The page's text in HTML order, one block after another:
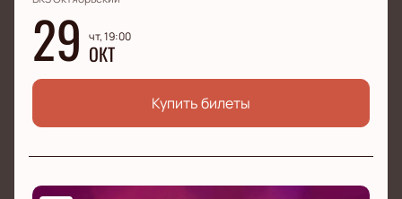
29 чт, 19:00
ОКТ
Купить билеты